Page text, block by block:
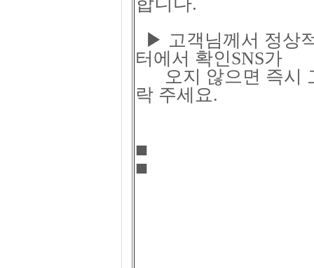
▶ 고객님께서 정상
터에서 확인SNS가
오지 않으면 즉시
락 주세요.
■
■